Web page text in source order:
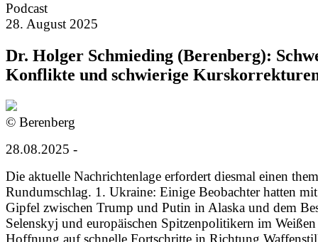
Podcast
28. August 2025
Dr. Holger Schmieding (Berenberg):
Konflikte und schwierige
© Berenberg
28.08.2025 -
Die aktuelle Nachrichtenlage erfordert diesmal einen
Rundumschlag. 1. Ukraine: Einige Beobachter hatten
Gipfel zwischen Trump und Putin in Alaska und dem
Selenskyj und europäischen Spitzenpolitikern im
Hoffnung auf schnelle Fortschritte in Richtung